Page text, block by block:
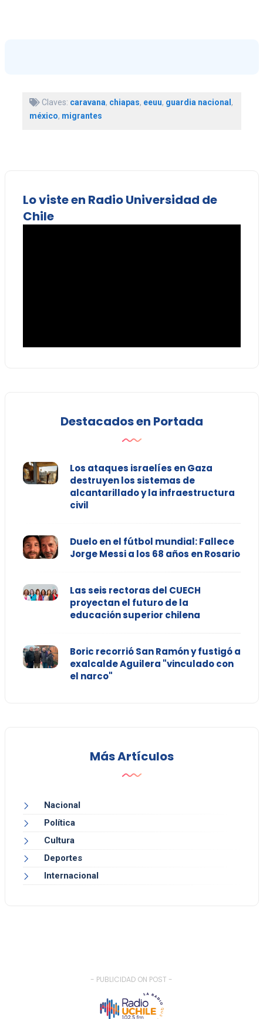
Claves: caravana, chiapas, eeuu, guardia nacional ,
méxico, migrantes
Lo viste en Radio Universidad de
Chile
Destacados en Portada
Los ataques israelíes en Gaza
destruyen los sistemas de
alcantarillado y la infraestructura
civil
Duelo en el fútbol mundial: Fallece
Jorge Messi a los 68 años en Rosario
Las seis rectoras del CUECH
proyectan el futuro de la
educación superior chilena
Boric recorrió San Ramón y fustigó a
exalcalde Aguilera "vinculado con
el narco"
Más Artículos
Nacional
Política
Cultura
Deportes
Internacional
- PUBLICIDAD ON POST -